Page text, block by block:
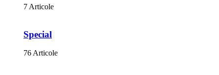
7 Articole
Special
76 Articole